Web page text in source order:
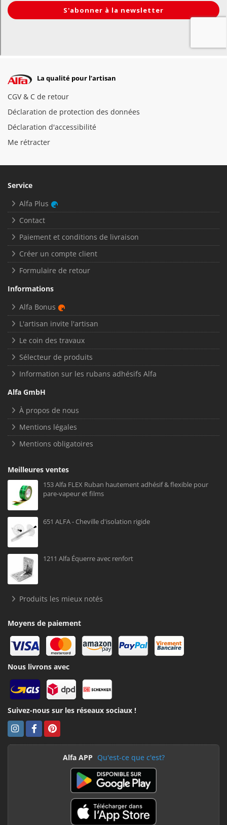
La qualité pour l’artisan
CGV & C de retour
Déclaration de protection des données
Déclaration d'accessibilité
Me rétracter
Service
Alfa Plus
Contact
Paiement et conditions de livraison
Créer un compte client
Formulaire de retour
Informations
Alfa Bonus
L'artisan invite l'artisan
Le coin des travaux
Sélecteur de produits
Information sur les rubans adhésifs Alfa
Alfa GmbH
À propos de nous
Mentions légales
Mentions obligatoires
Meilleures ventes
153 Alfa FLEX Ruban hautement adhésif & flexible pour
pare-vapeur et films
651 ALFA - Cheville d'isolation rigide
1211 Alfa Équerre avec renfort
Produits les mieux notés
Moyens de paiement
Nous livrons avec
Suivez-nous sur les réseaux sociaux !
Alfa APP Qu'est-ce que c'est?